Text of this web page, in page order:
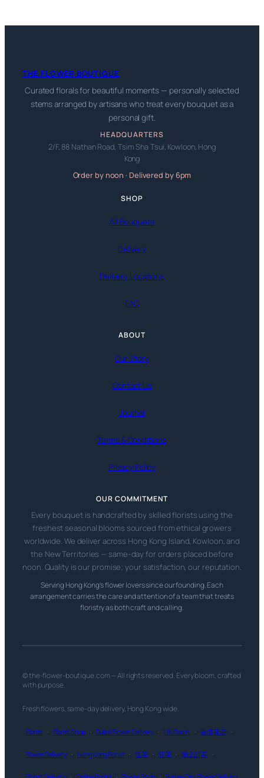
THE FLOWER BOUTIQUE
Curated florals for beautiful moments — personally selected
stems arranged by artisans who treat every bouquet as a
personal gift.
HEADQUARTERS
2/F, 88 Nathan Road, Tsim Sha Tsui, Kowloon, Hong
Kong
Order by noon · Delivered by 6pm
SHOP
All Bouquets
Delivery
Delivery Locations
FAQ
ABOUT
Our Story
Contact Us
Journal
Terms & Conditions
Privacy Policy
OUR COMMITMENT
Every bouquet is handcrafted by skilled florists using the
freshest seasonal blooms sourced from ethical growers
worldwide. We deliver across Hong Kong Island, Kowloon, and
the New Territories — same-day for orders placed before
noon. Quality is our promise; your satisfaction, our reputation.
Serving Hong Kong’s flower lovers since our founding. Each
arrangement carries the care and attention of a team that treats
floristry as both craft and calling.
© the-flower-boutique.com — All rights reserved. Every bloom, crafted
with purpose.
Fresh flowers, same-day delivery, Hong Kong wide.
Florist · Florist Shop · Dubai Flower Delivery · UK Florist · 香港花店 ·
Flower Delivery · Hong Kong Florist · 送花 · 訂花 · 網上訂花 ·